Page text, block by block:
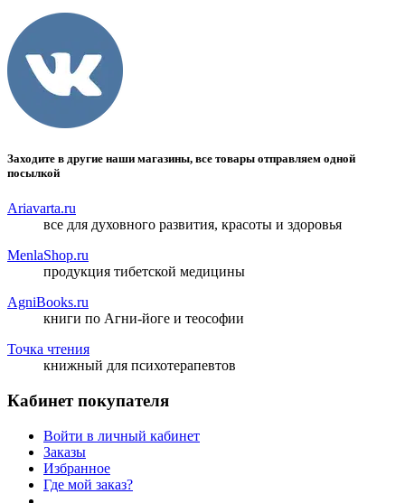
Заходите в другие наши магазины, все товары отправляем одной
посылкой
Ariavarta.ru
все для духовного развития, красоты и здоровья
MenlaShop.ru
продукция тибетской медицины
AgniBooks.ru
книги по Агни-йоге и теософии
Точка чтения
книжный для психотерапевтов
Кабинет покупателя
Войти в личный кабинет
Заказы
Избранное
Где мой заказ?